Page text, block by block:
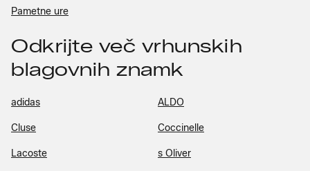
Pametne ure
Odkrijte več vrhunskih
blagovnih znamk
adidas ALDO
Cluse Coccinelle
Lacoste s Oliver